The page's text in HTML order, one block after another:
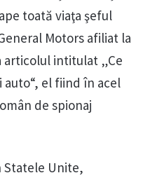
toată viaţa şeful
Motors afiliat la
articolul intitulat „Ce
el fiind în acel
de spionaj
Statele Unite,